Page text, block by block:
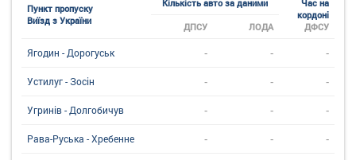
Пункт пропуску
Виїзд з України
Кількість авто за даними
Час на
кордоні
ДФСУ
ДПСУ ЛОДА
Ягодин - Дорогуськ - - -
Устилуг - Зосін - - -
Угринiв - Долгобичув - - -
Рава-Руська - Хребенне - - -